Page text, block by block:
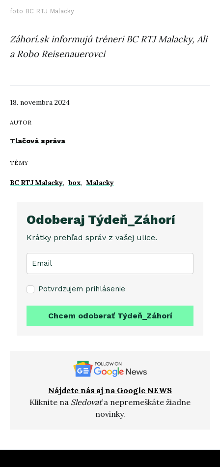
18. novembra 2024
AUTOR
Tlačová správa
TÉMY
BC RTJ Malacky, box, Malacky
foto BC RTJ Malacky
Záhorí.sk informujú tréneri BC RTJ Malacky, Ali
a Robo Reisenauerovci
Odoberaj Týdeň_Záhorí
Krátky prehľad správ z vašej ulice.
Potvrdzujem prihlásenie
Chcem odoberať Týdeň_Záhorí
Nájdete nás aj na Google NEWS
Kliknite na Sledovaťa nepremeškáte žiadne
novinky.